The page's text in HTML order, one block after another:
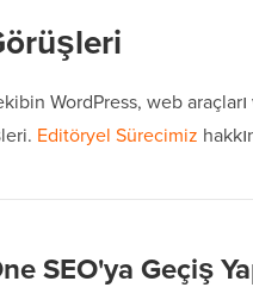
WordPress, web
Editöryel Sürecimiz
SEO'ya Geçiş